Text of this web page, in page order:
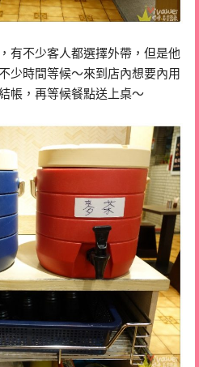
有不少客人都選擇外帶，但是他
少時間等候～來到店內想要內用
帳，再等候餐點送上桌～